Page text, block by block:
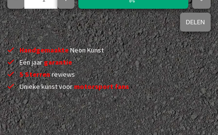
DELEN
HandgemaakteNeon Kunst
Eén jaargarantie
5 Sterrenreviews
Unieke kunst voormotorsport fans